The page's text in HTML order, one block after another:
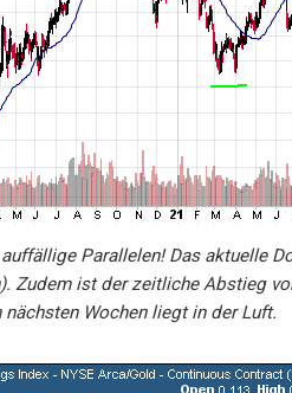
Parallelen! Das aktuelle
Zudem ist der zeitliche Abstieg
Wochen liegt in der Luft.